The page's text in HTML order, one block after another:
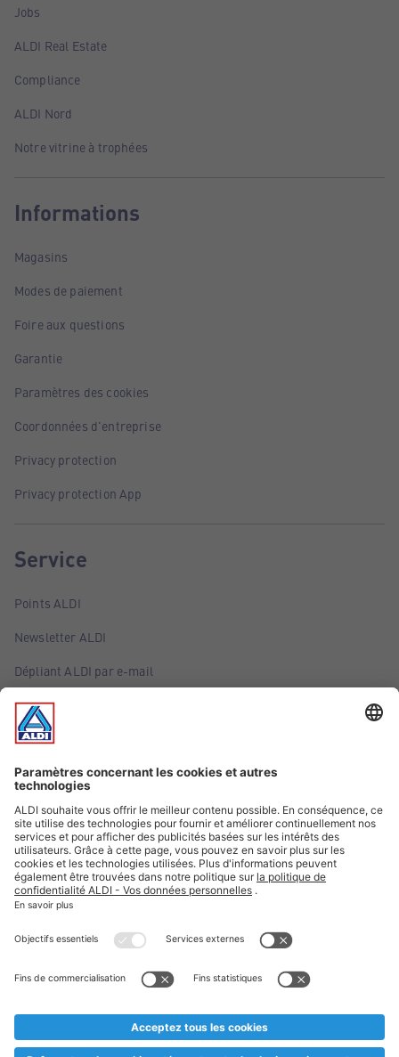
Jobs
ALDI Real Estate
Compliance
ALDI Nord
Notre vitrine à trophées
Informations
Magasins
Modes de paiement
Foire aux questions
Garantie
Paramètres des cookies
Coordonnées d'entreprise
Privacy protection
Privacy protection App
Service
Points ALDI
Newsletter ALDI
Dépliant ALDI par e-mail
Offres
Infos essentielles
Suivez ALDI Belgique
Textes marqués d'un astérisque et mentions légales
* Nous vendons ces articles temporairement et jusqu'à
au cas où, malgré le planning bien étudié, nous serions
prématurément en rupture de stock. Prix Recupel et TVA incl.
** Sur ce site, l’utilisation de la forme masculine a été adoptée